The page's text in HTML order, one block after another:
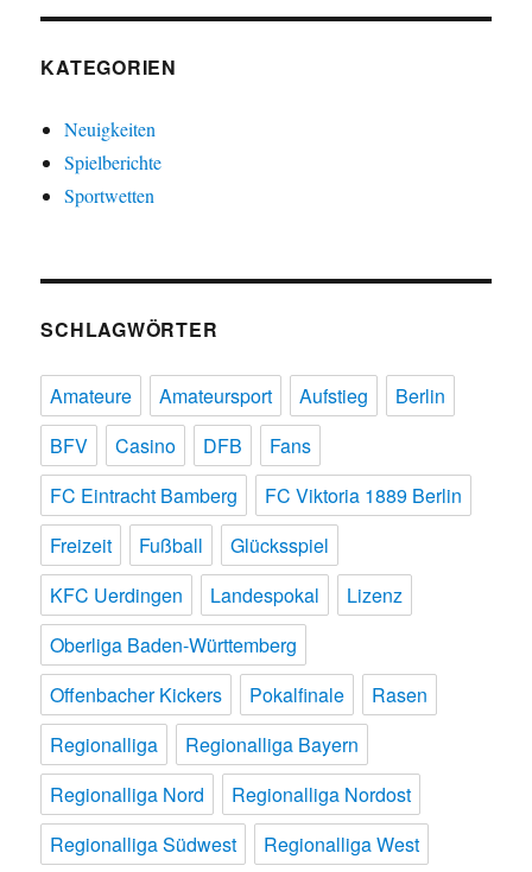
KATEGORIEN
Neuigkeiten
Spielberichte
Sportwetten
SCHLAGWÖRTER
Amateure Amateursport Aufstieg
Berlin
BFV
Casino DFB
Fans
FC Eintracht Bamberg
FC Viktoria 1889 Berlin
Freizeit
Fußball
Glücksspiel
KFC Uerdingen
Landespokal
Lizenz
Oberliga Baden-Württemberg
Offenbacher Kickers
Pokalfinale
Rasen
Regionalliga
Regionalliga Bayern
Regionalliga Nord
Regionalliga Nordost
Regionalliga Südwest
Regionalliga West